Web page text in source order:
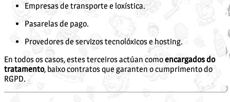
Empresas de transporte e loxística.
Pasarelas de pago.
Provedores de servizos tecnolóxicos e hosting.
En todos os casos, estes terceiros actúan comoencargados do
tratamento, baixo contratos que garanten o cumprimento do
RGPD.